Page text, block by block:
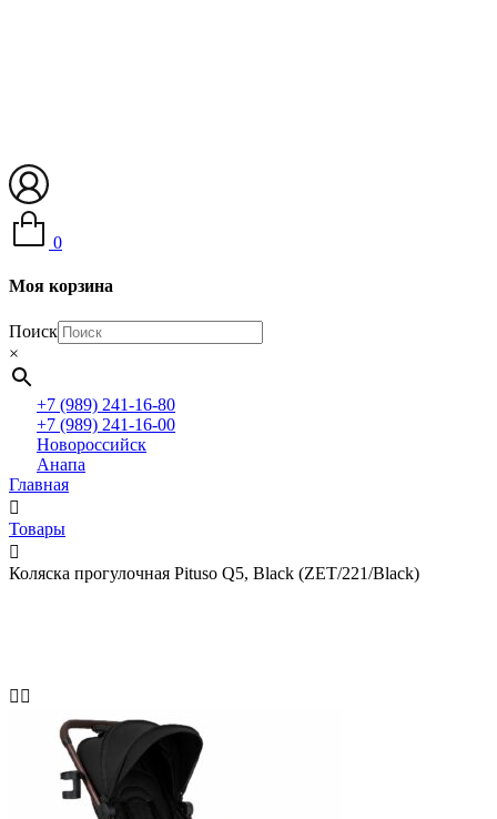
0
Моя корзина
Поиск
×
+7 (989) 241-16-80
+7 (989) 241-16-00
Новороссийск
Анапа
Главная
Товары
Коляска прогулочная Pituso Q5, Black (ZET/221/Black)